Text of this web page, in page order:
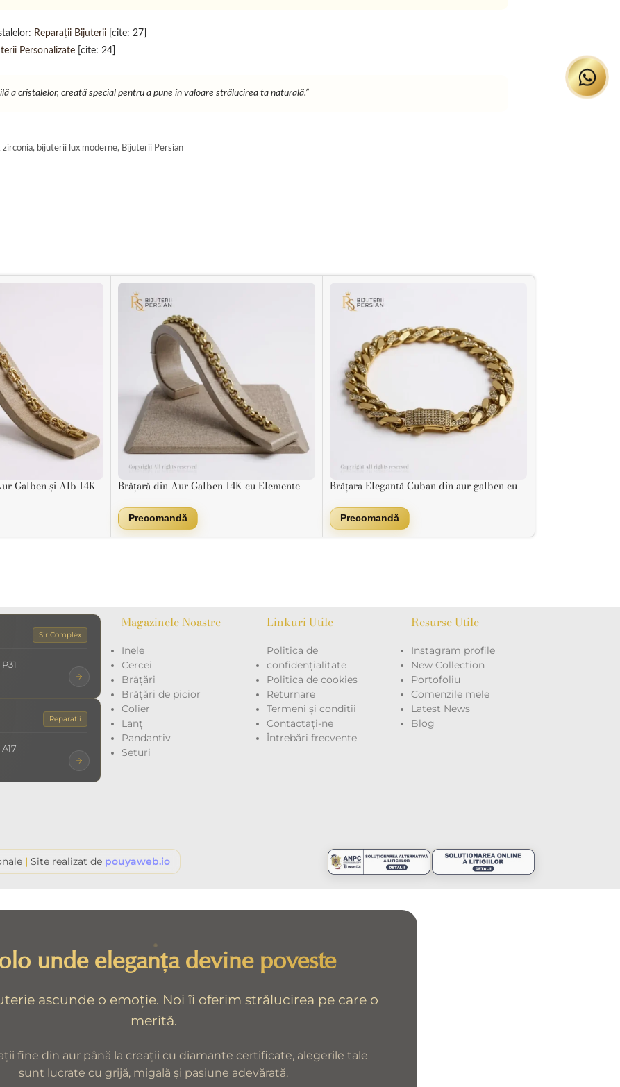
Reparații Bijuterii [cite: 27]
Personalizate [cite: 24]
a cristalelor, creată special pentru a pune în valoare strălucirea ta naturală.”
bijuterii lux moderne, Bijuterii Persian
Galben și Alb 14K
Brățară din Aur Galben 14K cu Elemente
Precomandă
Brățara Elegantă Cuban din aur galben cu
Precomandă
Sir Complex
Reparații
Magazinele Noastre
Inele
Cercei
Brățări
Brățări de picior
Colier
Lanț
Pandantiv
Seturi
Linkuri Utile
Politica de
confidențialitate
Politica de cookies
Returnare
Termeni și condiții
Contactaţi-ne
Întrebări frecvente
Resurse Utile
Instagram profile
New Collection
Portofoliu
Comenzile mele
Latest News
Blog
| Site realizat de pouyaweb.io
unde eleganța devine poveste
ascunde o emoție. Noi îi oferim strălucirea pe care o
merită.
fine din aur până la creații cu diamante certificate, alegerile tale
sunt lucrate cu grijă, migală și pasiune adevărată.